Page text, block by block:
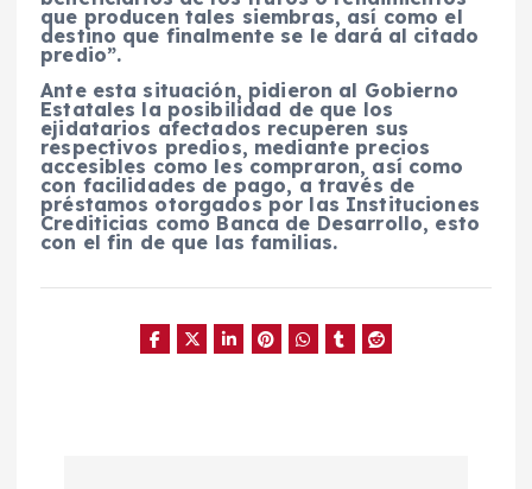
que producen tales siembras, así como el
destino que finalmente se le dará al citado
predio”.
Ante esta situación, pidieron al Gobierno
Estatales la posibilidad de que los
ejidatarios afectados recuperen sus
respectivos predios, mediante precios
accesibles como les compraron, así como
con facilidades de pago, a través de
préstamos otorgados por las Instituciones
Crediticias como Banca de Desarrollo, esto
con el fin de que las familias.